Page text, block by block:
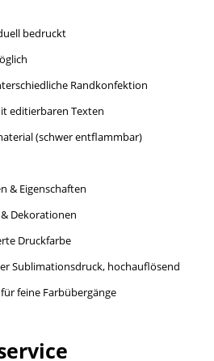
bedruckt
Randkonfektion
editierbaren Texten
(schwer entflammbar)
& Eigenschaften
Dekorationen
Druckfarbe
Sublimationsdruck, hochauflösend
feine Farbübergänge